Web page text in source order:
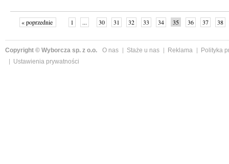
« poprzednie 1 ... 30 31 32 33 34 35 36 37
38
Copyright © Wyborcza sp. z o.o. O nas Staże u nas Reklama
Polityka
Ustawienia prywatności